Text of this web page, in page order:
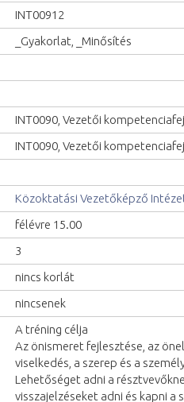
INT00912
_Gyakorlat, _Minősítés
INT0090, Vezetői
INT0090, Vezetői
Közoktatási Vezetőképző
félévre 15.00
3
nincs korlát
nincsenek
A tréning célja
Az önismeret fejlesztése, az
viselkedés, a szerep és a
Lehetőséget adni a
visszajelzéseket adni és kapni